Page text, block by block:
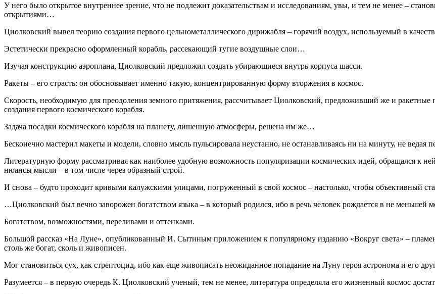
У него было открытое внутреннее зрение, что не подлежит доказательствам и исследованиям, увы, и тем не менее –
открытиями…
Циолковский вывел теорию создания первого цельнометаллического дирижабля – горячий воздух, используемый в
Эстетически прекрасно оформленный корабль, рассекающий тугие воздушные слои…
Изучая конструкцию аэроплана, Циолковский предложил создать убирающиеся внутрь корпуса шасси.
Ракеты – его страсть: он обосновывает именно такую, концентрированную форму вторжения в космос.
Скорость, необходимую для преодоления земного притяжения, рассчитывает Циолковский, предложивший же и ракетные
создания первого космического корабля.
Задача посадки космического корабля на планету, лишенную атмосферы, решена им же…
Бесконечно мастерил макеты и модели, словно мысль пульсировала неустанно, не останавливаясь ни на минуту, не ведая
Литературную форму рассматривая как наиболее удобную возможность популяризации космических идей, обращался к
нюансы мысли – в том числе через образный строй.
И снова – будто проходит кривыми калужскими улицами, погруженный в свой космос – настолько, чтобы объективный
…Циолковский был вечно заворожен богатством языка – в который родился, ибо в речь человек рождается в не меньшей
Богатством, возможностями, переливами и оттенками.
Большой рассказ «На Луне», опубликованный И. Сытиным приложением к популярному изданию «Вокруг света» –
столь же богат, сколь и живописен.
Мог становиться сух, как стрептоцид, ибо как еще живописать неожиданное попадание на Луну героя астронома и его
Разумеется – в первую очередь К. Циолковский ученый, тем не менее, литература определяла его жизненный космос